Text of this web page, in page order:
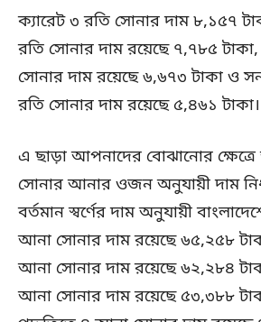
ক্যারেট ৩ রতি সোনার দাম ৮,১৫৭
রতি সোনার দাম রয়েছে ৭,৭৮৫
সোনার দাম রয়েছে ৬,৬৭৩ টাকা ও
রতি সোনার দাম রয়েছে ৫,৪৬১ টাকা।
এ ছাড়া আপনাদের বোঝানোর
সোনার আনার ওজন অনুযায়ী দাম
বর্তমান স্বর্ণের দাম অনুযায়ী
আনা সোনার দাম রয়েছে ৬৫,২৫৮
আনা সোনার দাম রয়েছে ৬২,২৮৪
আনা সোনার দাম রয়েছে ৫৩,৩৮৮